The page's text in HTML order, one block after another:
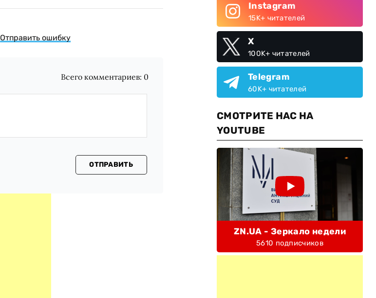
Отправить ошибку
Всего комментариев: 0
ОТПРАВИТЬ
Instagram
15K+ читателей
X
100K+ читателей
Telegram
60K+ читателей
СМОТРИТЕ НАС НА
YOUTUBE
ZN.UA - Зеркало недели
5610 подписчиков